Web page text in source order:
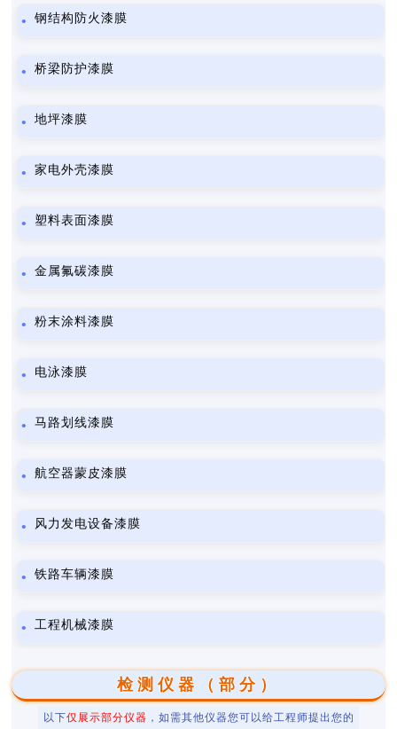
钢结构防火漆膜
桥梁防护漆膜
地坪漆膜
家电外壳漆膜
塑料表面漆膜
金属氟碳漆膜
粉末涂料漆膜
电泳漆膜
马路划线漆膜
航空器蒙皮漆膜
风力发电设备漆膜
铁路车辆漆膜
工程机械漆膜
检测仪器（部分）
以下仅展示部分仪器 ，如需其他仪器您可以给工程师提出您的